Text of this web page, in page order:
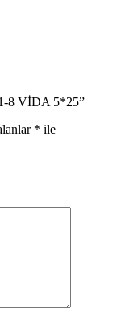
8 VİDA 5*25”
* ile